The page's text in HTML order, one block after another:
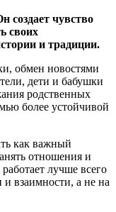
создает чувство
своих
и традиции.
обмен новостями
дети и бабушки
родственных
более устойчивой
как важный
отношения и
лучше всего
и взаимности, а не на